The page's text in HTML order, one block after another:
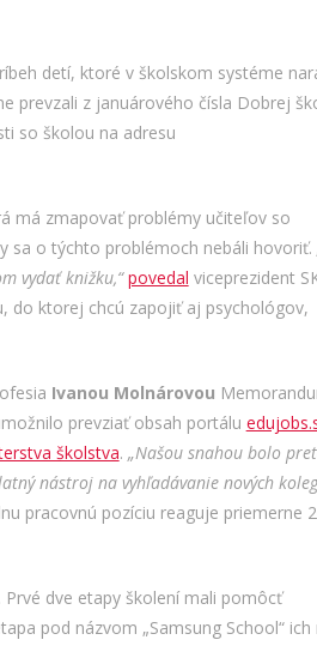
detí, ktoré v školskom systéme
prevzali z januárového čísla Dobrej
so školou na adresu
má zmapovať problémy učiteľov so
sa o týchto problémoch nebáli hovoriť.
vydať knižku,“ povedal viceprezident
do ktorej chcú zapojiť aj psychológov,
Ivanou Molnárovou
prevziať obsah portálu
školstva. „Našou snahou bolo
nástroj na vyhľadávanie nových
pracovnú pozíciu reaguje priemerne
dve etapy školení mali pomôcť
pod názvom „Samsung School“ ich